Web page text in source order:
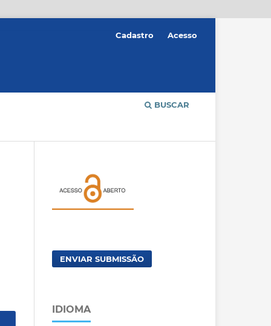
BUSCAR
Cadastro Acesso
ENVIAR SUBMISSÃO
IDIOMA